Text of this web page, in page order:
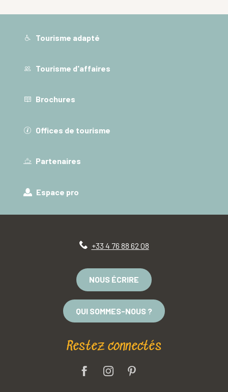
Tourisme adapté
Tourisme d'affaires
Brochures
Offices de tourisme
Partenaires
Espace pro
+33 4 76 88 62 08
NOUS ÉCRIRE
QUI SOMMES-NOUS ?
Restez connectés